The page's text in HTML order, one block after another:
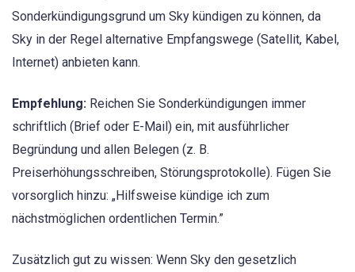
Sonderkündigungsgrund um Sky kündigen zu können, da
Sky in der Regel alternative Empfangswege (Satellit, Kabel,
Internet) anbieten kann.
Empfehlung: Reichen Sie Sonderkündigungen immer
schriftlich (Brief oder E-Mail) ein, mit ausführlicher
Begründung und allen Belegen (z. B.
Preiserhöhungsschreiben, Störungsprotokolle). Fügen Sie
vorsorglich hinzu: „Hilfsweise kündige ich zum
nächstmöglichen ordentlichen Termin.”
Zusätzlich gut zu wissen: Wenn Sky den gesetzlich